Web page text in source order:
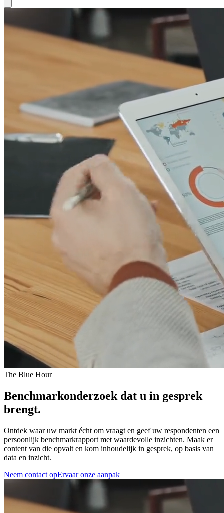
The Blue Hour
Benchmarkonderzoek dat u in gesprek
brengt.
Ontdek waar uw markt écht om vraagt en geef uw respondenten een
persoonlijk benchmarkrapport met waardevolle inzichten. Maak er
content van die opvalt en kom inhoudelijk in gesprek, op basis van
data en inzicht.
Neem contact opErvaar onze aanpak